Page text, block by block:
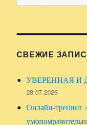
СВЕЖИЕ
УВЕРЕННАЯ И
28.07.2026
Онлайн-тренинг